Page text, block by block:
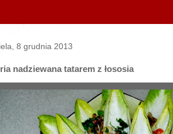
8 grudnia 2013
nadziewana tatarem z łososia